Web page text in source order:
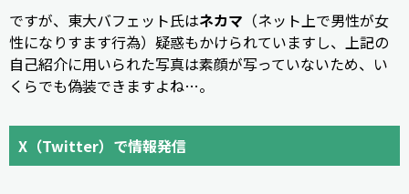
ですが、東大バフェット氏はネカマ （ネット上で男性が女
性になりすます行為）疑惑もかけられていますし、上記の
自己紹介に用いられた写真は素顔が写っていないため、い
くらでも偽装できますよね…。
X（Twitter）で情報発信